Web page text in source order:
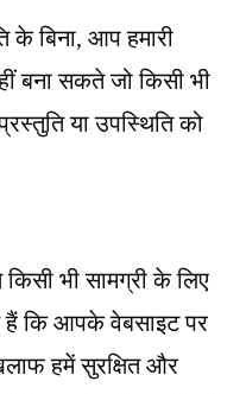
के बिना, आप हमारी
बना सकते जो किसी भी
या उपस्थिति को
भी सामग्री के लिए
हैं कि आपके वेबसाइट पर
हमें सुरक्षित और